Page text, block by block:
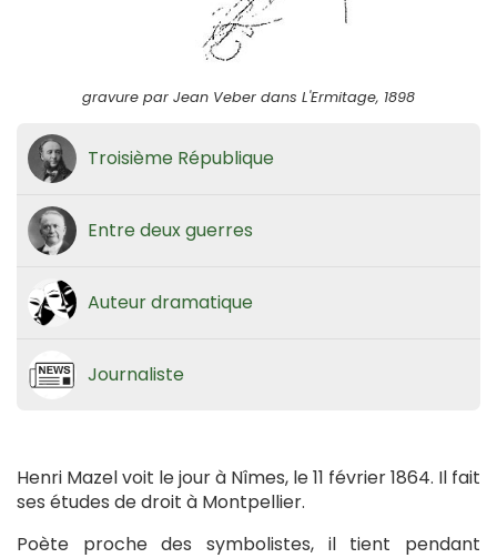
gravure par Jean Veber dans L'Ermitage, 1898
Troisième République
Entre deux guerres
Auteur dramatique
Journaliste
Henri Mazel voit le jour à Nîmes, le 11 février 1864. Il fait
ses études de droit à Montpellier.
Poète proche des symbolistes, il tient pendant